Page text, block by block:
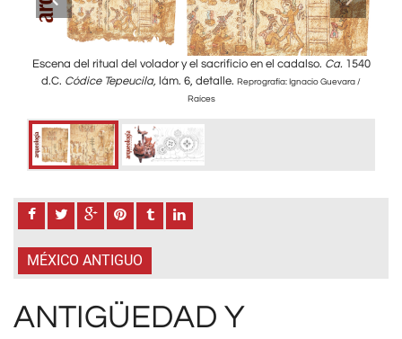
Escena del ritual del volador y el sacrificio en el cadalso. Ca. 1540
d.C. Códice Tepeucila, lám. 6, detalle. Reprografía: Ignacio Guevara /
Raíces
MÉXICO ANTIGUO
ANTIGÜEDAD Y